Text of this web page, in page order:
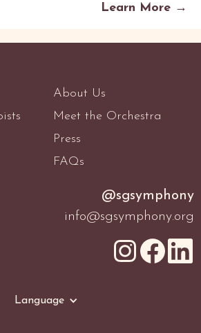
Learn More →
About Us
Meet the Orchestra
Press
FAQs
@sgsymphony
info@sgsymphony.org
Language